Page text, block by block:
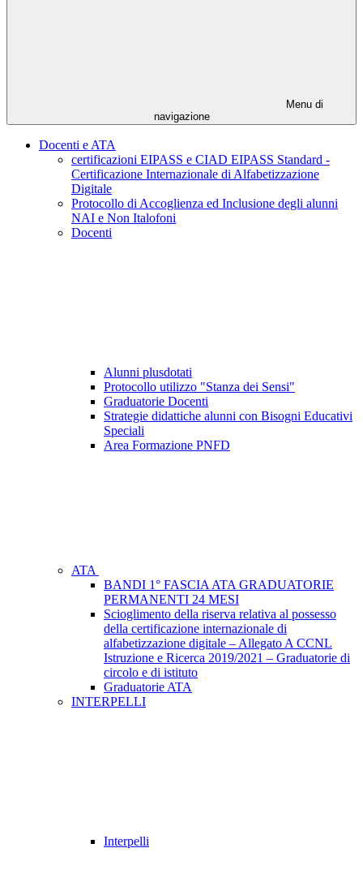
Menu di
navigazione
Docenti e ATA
certificazioni EIPASS e CIAD EIPASS Standard -
Certificazione Internazionale di Alfabetizzazione
Digitale
Protocollo di Accoglienza ed Inclusione degli alunni
NAI e Non Italofoni
Docenti
Alunni plusdotati
Protocollo utilizzo "Stanza dei Sensi"
Graduatorie Docenti
Strategie didattiche alunni con Bisogni Educativi
Speciali
Area Formazione PNFD
ATA
BANDI 1° FASCIA ATA GRADUATORIE
PERMANENTI 24 MESI
Scioglimento della riserva relativa al possesso
della certificazione internazionale di
alfabetizzazione digitale – Allegato A CCNL
Istruzione e Ricerca 2019/2021 – Graduatorie di
circolo e di istituto
Graduatorie ATA
INTERPELLI
Interpelli